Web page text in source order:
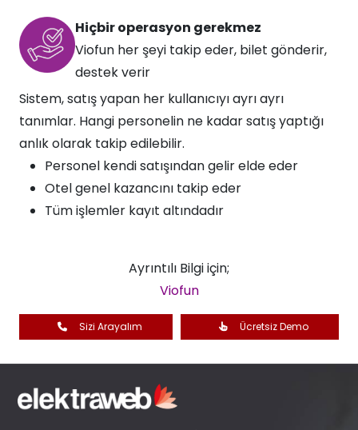
Hiçbir operasyon gerekmez​​
Viofun her şeyi takip eder, bilet gönderir,
destek verir​
Sistem, satış yapan her kullanıcıyı ayrı ayrı
tanımlar. Hangi personelin ne kadar satış yaptığı
anlık olarak takip edilebilir.
Personel kendi satışından gelir elde eder
Otel genel kazancını takip eder
Tüm işlemler kayıt altındadır
Ayrıntılı Bilgi için;
Viofun
Sizi Arayalım Ücretsiz Demo